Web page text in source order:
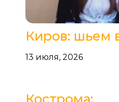
Киров: шьем
13 июля, 2026
Кострома: